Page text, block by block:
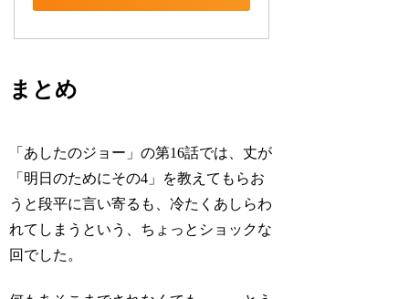
まとめ
「あしたのジョー」の第16話では、丈が
「明日のためにその4」を教えてもらお
うと段平に言い寄るも、冷たくあしらわ
れてしまうという、ちょっとショックな
回でした。